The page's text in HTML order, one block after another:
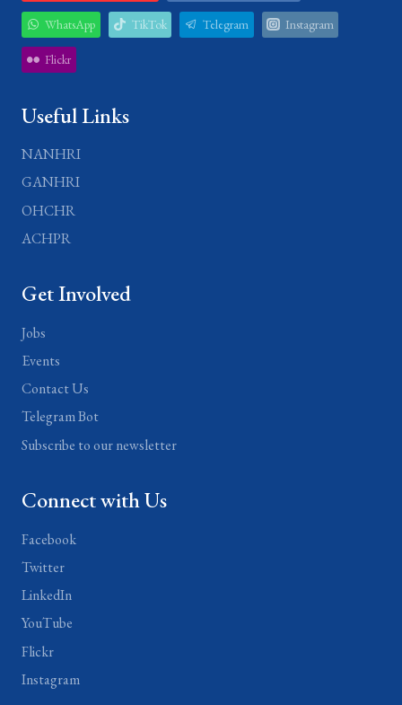
WhatsApp TikTok Telegram Instagram
Flickr
Useful Links
NANHRI
GANHRI
OHCHR
ACHPR
Get Involved
Jobs
Events
Contact Us
Telegram Bot
Subscribe to our newsletter
Connect with Us
Facebook
Twitter
LinkedIn
YouTube
Flickr
Instagram